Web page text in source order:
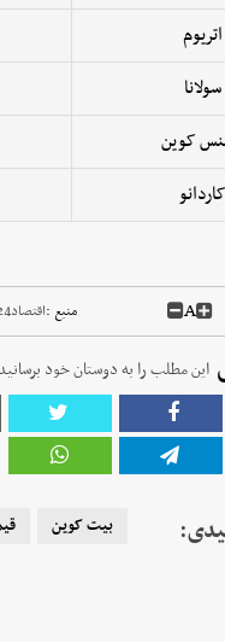
اتریوم
سولانا
کوین
کاردانو
A منبع :اقتصاد24
این مطلب را به دوستان خود
بیت کوین